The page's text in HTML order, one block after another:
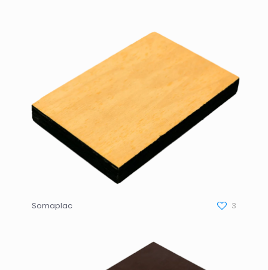
Somaplac 3